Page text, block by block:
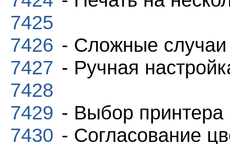
7425
7426 - Сложные случаи
7427 - Ручная
7428
7429 - Выбор принтера
7430 - Согласование